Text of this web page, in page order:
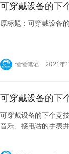
可穿戴设备的下
原标题：可穿戴设备
懂懂笔记 2021年
可穿戴设备的下
可穿戴设备的下个竞技场
音乐、接电话的手表